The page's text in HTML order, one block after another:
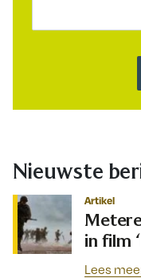
Nieuwste
Artikel
in film
Lees